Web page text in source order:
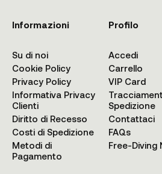
Informazioni
Su di noi
Cookie Policy
Privacy Policy
Informativa Privacy
Clienti
Diritto di Recesso
Costi di Spedizione
Metodi di
Pagamento
Profilo
Accedi
Carrello
VIP Card
Spedizione
Contattaci
FAQs
Free-Diving